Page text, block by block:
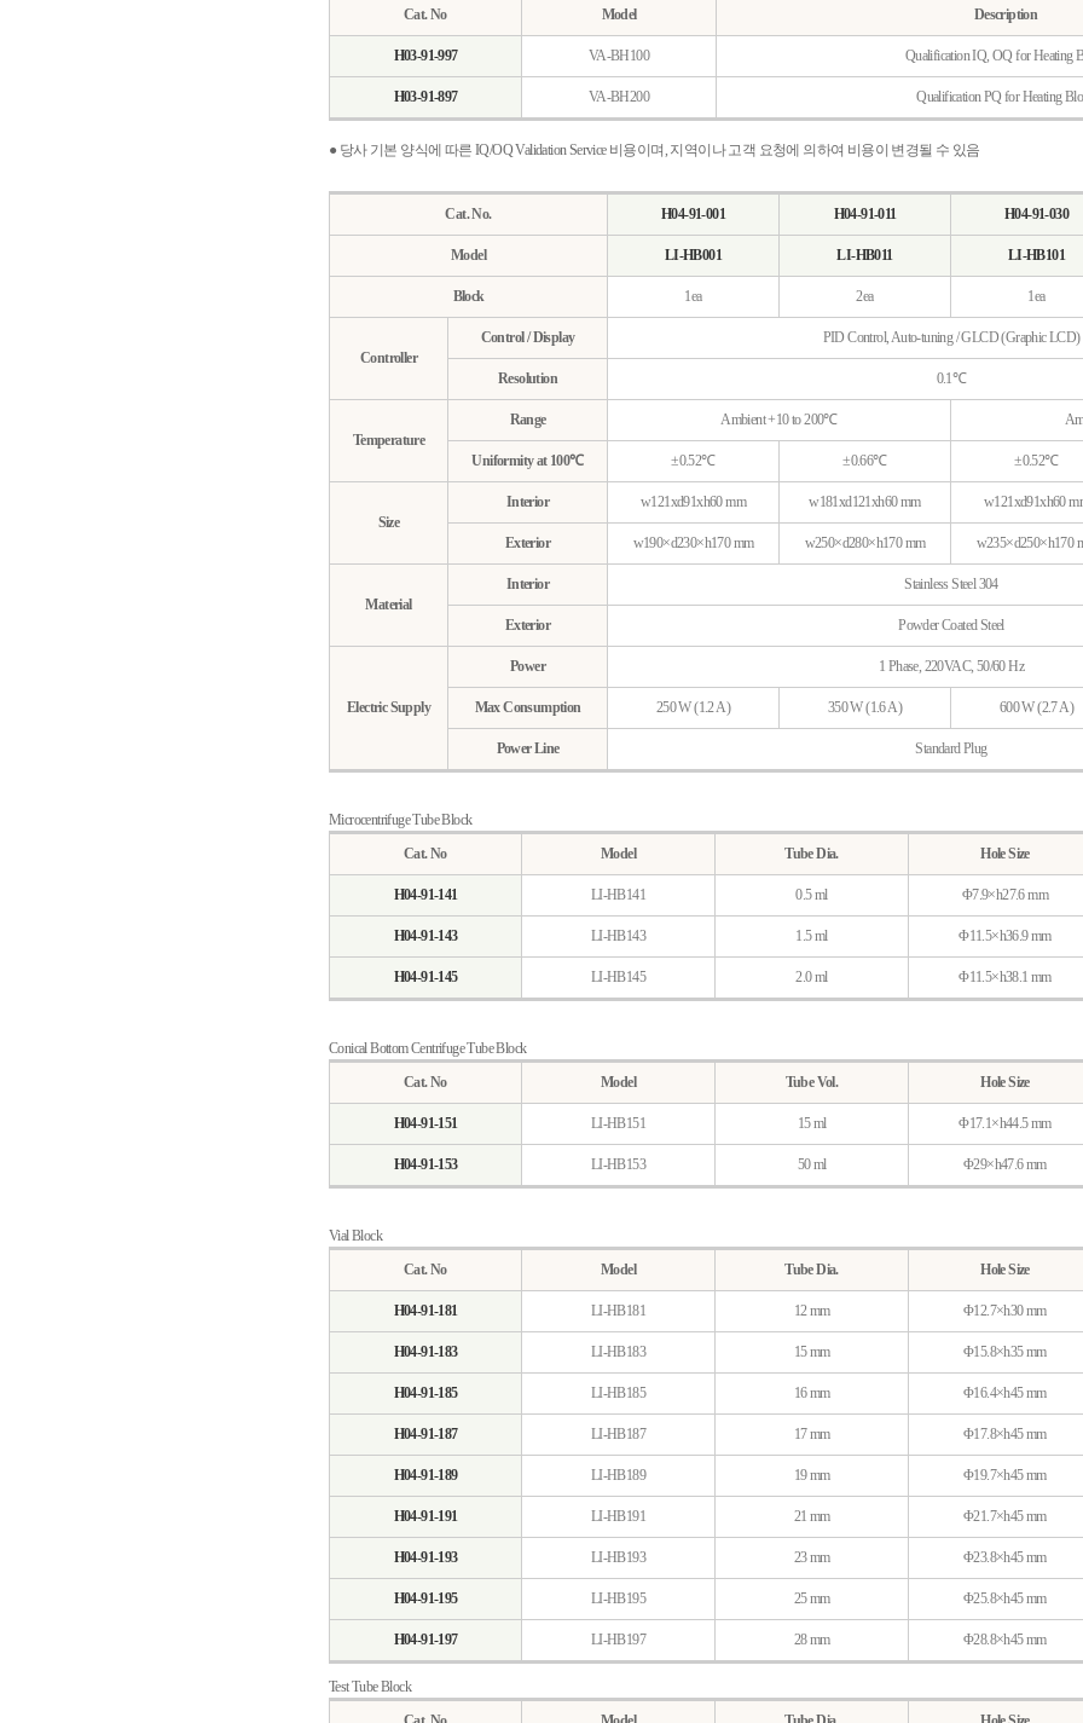
Cat. No
Model Description
H03-91-997 VA-BH100 Qualification IQ, OQ for Heating
H03-91-897 VA-BH200 Qualification PQ for Heating
● 당사 기본 양식에 따른 IQ/OQ Validation Service 비용이며, 지역이나 고객 요청에 의하여 비용이 변경될 수 있음
Cat. No. H04-91-001 H04-91-011 H04-91-030
Model LI-HB001 LI-HB011 LI-HB101
Block 1ea 2ea 1ea
Controller
Control / Display PID Control, Auto-tuning / GLCD (Graphic LCD)
Resolution 0.1℃
Temperature
Range Ambient +10 to 200℃
Uniformity at 100℃ ±0.52℃ ±0.66℃ ±0.52℃
Size
Interior w121xd91xh60 mm w181xd121xh60 mm w121xd91xh60
Exterior w190×d230×h170 mm w250×d280×h170 mm w235×d250×h170
Material
Interior Stainless Steel 304
Exterior Powder Coated Steel
Electric Supply
Power 1 Phase, 220VAC, 50/60 Hz
Max Consumption 250 W (1.2 A) 350 W (1.6 A) 600 W (2.7 A)
Power Line Standard Plug
Microcentrifuge Tube Block
Cat. No
Model Tube Dia. Hole Size
H04-91-141 LI-HB141 0.5 ml Φ7.9×h27.6 mm
H04-91-143 LI-HB143 1.5 ml Φ11.5×h36.9 mm
H04-91-145 LI-HB145 2.0 ml Φ11.5×h38.1 mm
Conical Bottom Centrifuge Tube Block
Cat. No
Model Tube Vol. Hole Size
H04-91-151 LI-HB151 15 ml Φ17.1×h44.5 mm
H04-91-153 LI-HB153 50 ml Φ29×h47.6 mm
Vial Block
Cat. No
Model Tube Dia. Hole Size
H04-91-181 LI-HB181 12 mm Φ12.7×h30 mm
H04-91-183 LI-HB183 15 mm Φ15.8×h35 mm
H04-91-185 LI-HB185 16 mm Φ16.4×h45 mm
H04-91-187 LI-HB187 17 mm Φ17.8×h45 mm
H04-91-189 LI-HB189 19 mm Φ19.7×h45 mm
H04-91-191 LI-HB191 21 mm Φ21.7×h45 mm
H04-91-193 LI-HB193 23 mm Φ23.8×h45 mm
H04-91-195 LI-HB195 25 mm Φ25.8×h45 mm
H04-91-197 LI-HB197 28 mm Φ28.8×h45 mm
Test Tube Block